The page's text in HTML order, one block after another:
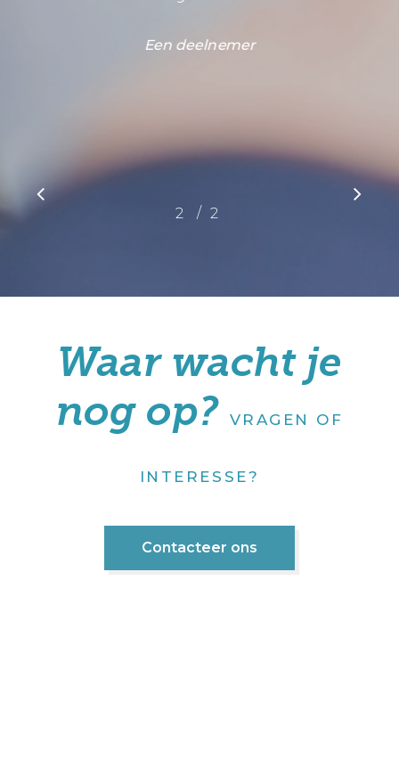
Een deelnemer
2 / 2
Waar wacht je
nog op? VRAGEN OF
INTERESSE?
Contacteer ons